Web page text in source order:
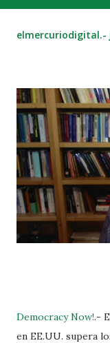
elmercuriodigital.-
Democracy Now!.-
en EE.UU. supera